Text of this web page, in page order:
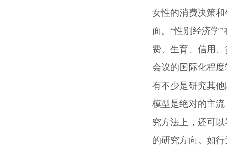
女性的消费决策
面。“性别经济学
费、生育、信用
会议的国际化程
有不少是研究其
模型是绝对的主
究方法上，还可
的研究方向。如